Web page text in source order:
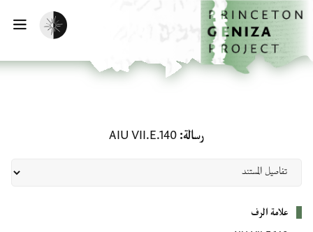
تخطي إلى المحتوى الرئيسي
الصفحة الرئيسية
تفعيل الوضع المظلم
رسالة AIU VII.E.140
علامة الرف